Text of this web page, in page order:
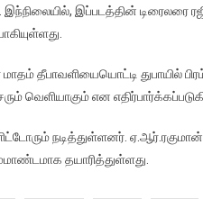
இப்படத்தின் டிரைலரை
தீபாவளியையொட்டி துபாயில்
வெளியாகும் என
நடித்துள்ளனர்.
தயாரித்துள்ளது.